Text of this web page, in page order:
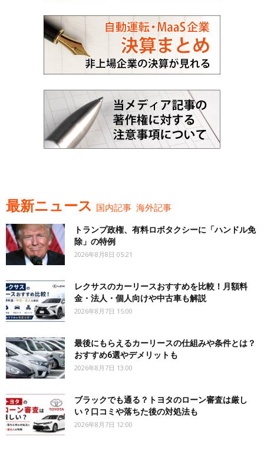
最新ニュース 国内記事 海外記事
トランプ政権、有料ロボタクシーに「ハンドル免
除」の特例
2026年8月8日 05:21
レクサスのカーリースおすすめを比較！月額料
金・法人・個人向けや中古車も解説
2026年8月7日 15:00
最後にもらえるカーリースの仕組みや条件とは？
おすすめ6選やデメリットも
2026年8月7日 13:00
ブラックでも通る？トヨタのローン審査は厳し
い？口コミや落ちた後の対処法も
2026年8月7日 12:00